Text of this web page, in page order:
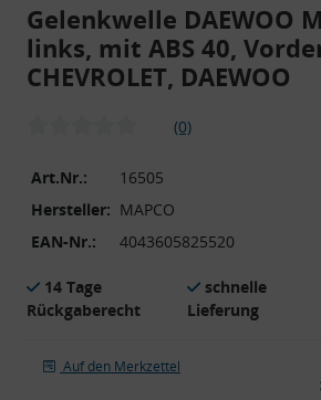
Gelenkwelle DAEWOO
links, mit ABS 40,
CHEVROLET, DAEWOO
(0)
Art.Nr.:
16505
Hersteller: MAPCO
EAN-Nr.:
4043605825520
14 Tage
Rückgaberecht
schnelle
Lieferung
Auf den Merkzettel